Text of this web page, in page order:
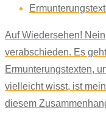
Auf Wiedersehen!
verabschieden. Es
Ermunterungstexten,
vielleicht wisst, ist
diesem